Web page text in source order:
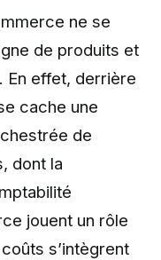
ne se
de produits et
En effet, derrière
cache une
de
dont la
jouent un rôle
s’intègrent